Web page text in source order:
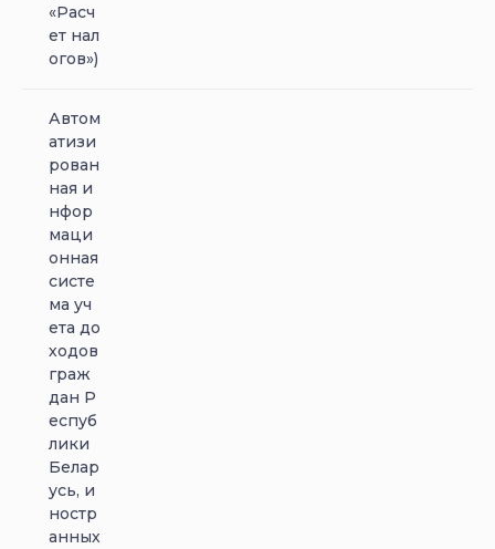
«Расч
ет нал
огов»)
Автом
атизи
рован
ная и
нфор
маци
онная
систе
ма уч
ета до
ходов
граж
дан Р
еспуб
лики
Белар
усь, и
ностр
анных